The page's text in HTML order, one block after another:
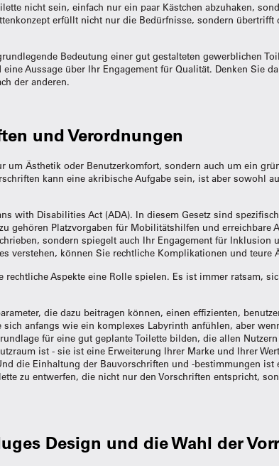
nicht sein, einfach nur ein paar Kästchen abzuhaken,
erfüllt nicht nur die Bedürfnisse, sondern
Bedeutung einer gut gestalteten gewerblichen
Aussage über Ihr Engagement für Qualität. Denken Sie
der anderen.
und Verordnungen
um Ästhetik oder Benutzerkomfort, sondern auch um ein
kann eine akribische Aufgabe sein, ist aber sowohl
with Disabilities Act (ADA). In diesem Gesetz sind
gehören Platzvorgaben für Mobilitätshilfen und erreichbare
sondern spiegelt auch Ihr Engagement für Inklusion
verstehen, können Sie rechtliche Komplikationen und teure
Aspekte eine Rolle spielen. Es ist immer ratsam,
die dazu beitragen können, einen effizienten,
anfangs wie ein komplexes Labyrinth anfühlen, aber
für eine gut geplante Toilette bilden, die allen
ist - sie ist eine Erweiterung Ihrer Marke und Ihrer
die Einhaltung der Bauvorschriften und -bestimmungen ist
zu entwerfen, die nicht nur den Vorschriften entspricht,
Design und die Wahl der